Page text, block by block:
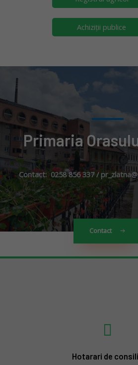
Achiziții publice
Primaria
Contact: 0258 856 337 /
Contact
Hotarari de